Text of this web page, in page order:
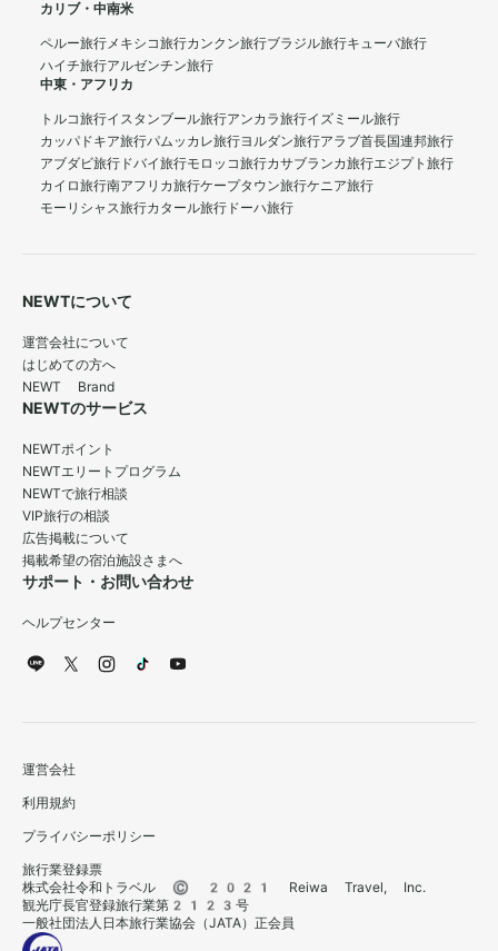
カリブ・中南米
ペルー旅行メキシコ旅行カンクン旅行ブラジル旅行キューバ旅行
ハイチ旅行アルゼンチン旅行
中東・アフリカ
トルコ旅行イスタンブール旅行アンカラ旅行イズミール旅行
カッパドキア旅行パムッカレ旅行ヨルダン旅行アラブ首長国連邦旅行
アブダビ旅行 ドバイ旅行モロッコ旅行カサブランカ旅行エジプト旅行
カイロ旅行南アフリカ旅行ケープタウン旅行ケニア旅行
モーリシャス旅行カタール旅行 ドーハ旅行
NEWTについて
運営会社について
はじめての方へ
NEWT Brand
NEWTのサービス
NEWTポイント
NEWTエリートプログラム
NEWTで旅行相談
VIP旅行の相談
広告掲載について
掲載希望の宿泊施設さまへ
サポート・お問い合わせ
ヘルプセンター
運営会社
利用規約
プライバシーポリシー
旅行業登録票
株式会社令和トラベル © 2021 Reiwa Travel, Inc.
観光庁長官登録旅行業第2123号
一般社団法人日本旅行業協会（JATA）正会員